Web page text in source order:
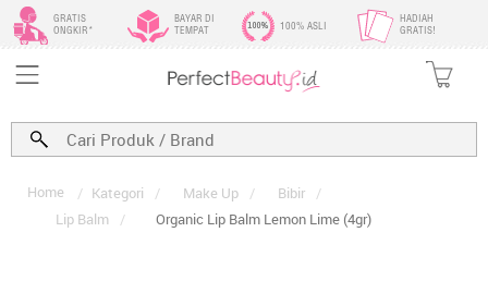
GRATIS
ONGKIR*
BAYAR DI
TEMPAT
100% ASLI
HADIAH
GRATIS!
Home / Kategori / Make Up / Bibir
/
Lip Balm
/ Organic Lip Balm Lemon Lime (4gr)